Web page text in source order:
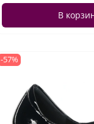
В
-57%